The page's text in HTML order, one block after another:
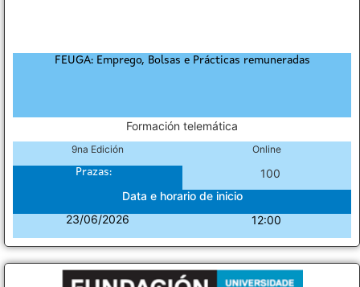
FEUGA: Emprego, Bolsas e Prácticas remuneradas
Formación telemática
9na Edición Online
Prazas:
100
Data e horario de inicio
23/06/2026
12:00